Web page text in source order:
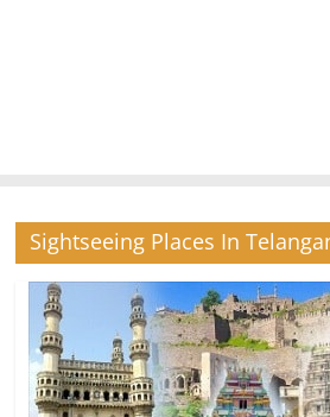
Sightseeing Places In